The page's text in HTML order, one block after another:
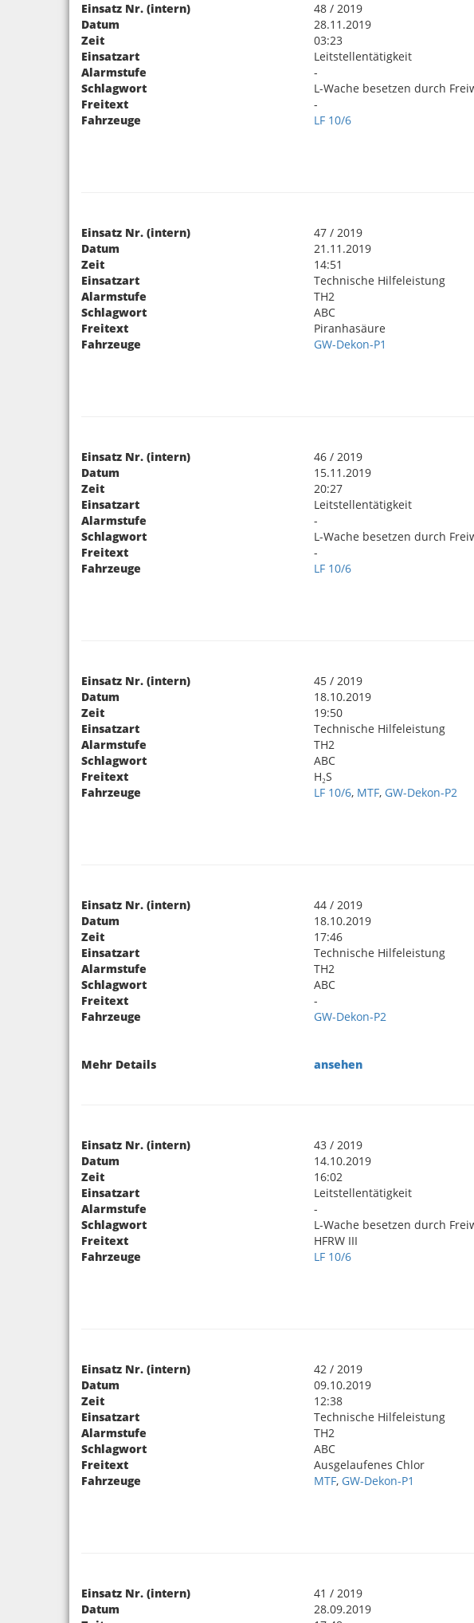
Einsatz Nr. (intern)
48 / 2019
Datum
28.11.2019
Zeit
03:23
Einsatzart
Leitstellentätigkeit
Alarmstufe
-
Schlagwort
L-Wache besetzen durch
Freitext
-
Fahrzeuge
LF 10/6
Einsatz Nr. (intern)
47 / 2019
Datum
21.11.2019
Zeit
14:51
Einsatzart
Technische Hilfeleistung
Alarmstufe
TH2
Schlagwort
ABC
Freitext
Piranhasäure
Fahrzeuge
GW-Dekon-P1
Einsatz Nr. (intern)
46 / 2019
Datum
15.11.2019
Zeit
20:27
Einsatzart
Leitstellentätigkeit
Alarmstufe
-
Schlagwort
L-Wache besetzen durch
Freitext
-
Fahrzeuge
LF 10/6
Einsatz Nr. (intern)
45 / 2019
Datum
18.10.2019
Zeit
19:50
Einsatzart
Technische Hilfeleistung
Alarmstufe
TH2
Schlagwort
ABC
Freitext
H₂S
Fahrzeuge
LF 10/6, MTF, GW-Dekon-P2
Einsatz Nr. (intern)
44 / 2019
Datum
18.10.2019
Zeit
17:46
Einsatzart
Technische Hilfeleistung
Alarmstufe
TH2
Schlagwort
ABC
Freitext
-
Fahrzeuge
GW-Dekon-P2
Mehr Details ansehen
Einsatz Nr. (intern)
43 / 2019
Datum
14.10.2019
Zeit
16:02
Einsatzart
Leitstellentätigkeit
Alarmstufe
-
Schlagwort
L-Wache besetzen durch
Freitext
HFRW III
Fahrzeuge
LF 10/6
Einsatz Nr. (intern)
42 / 2019
Datum
09.10.2019
Zeit
12:38
Einsatzart
Technische Hilfeleistung
Alarmstufe
TH2
Schlagwort
ABC
Freitext
Ausgelaufenes Chlor
Fahrzeuge
MTF, GW-Dekon-P1
Einsatz Nr. (intern)
41 / 2019
Datum
28.09.2019